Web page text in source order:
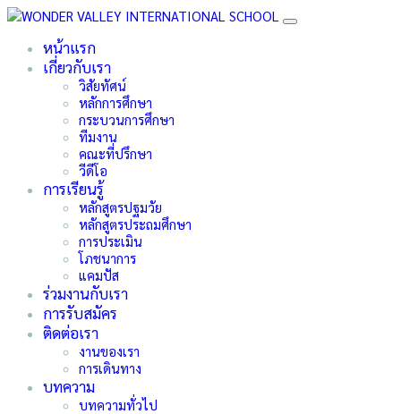
หน้าแรก
เกี่ยวกับเรา
วิสัยทัศน์
หลักการศึกษา
กระบวนการศึกษา
ทีมงาน
คณะที่ปรึกษา
วีดีโอ
การเรียนรู้
หลักสูตรปฐมวัย
หลักสูตรประถมศึกษา
การประเมิน
โภชนาการ
แคมปัส
ร่วมงานกับเรา
การรับสมัคร
ติดต่อเรา
งานของเรา
การเดินทาง
บทความ
บทความทั่วไป